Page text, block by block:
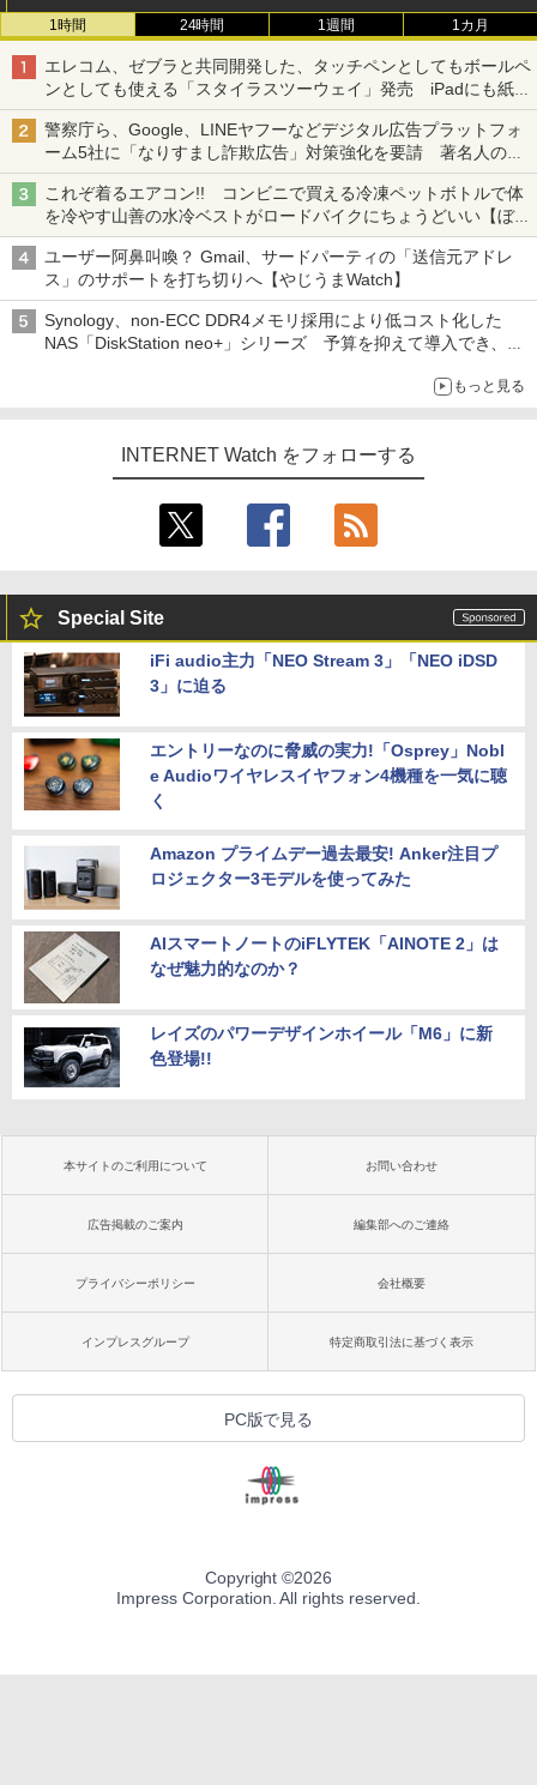
1時間 24時間 1週間 1カ月
エレコム、ゼブラと共同開発した、タッチペンとしてもボールペ
ンとしても使える「スタイラスツーウェイ」発売 iPadにも紙に
も、持ち替えずに書き込める
警察庁ら、Google、LINEヤフーなどデジタル広告プラットフォ
ーム5社に「なりすまし詐欺広告」対策強化を要請 著名人の写
真や映像を使った投資詐欺などへの対策として
これぞ着るエアコン!! コンビニで買える冷凍ペットボトルで体
を冷やす山善の水冷ベストがロードバイクにちょうどいい【ぼっ
ち・ざ・ろーど！その14】【空いた時間でなにしてる？】
ユーザー阿鼻叫喚？ Gmail、サードパーティの「送信元アドレ
ス」のサポートを打ち切りへ【やじうまWatch】
Synology、non-ECC DDR4メモリ採用により低コスト化した
NAS「DiskStation neo+」シリーズ 予算を抑えて導入でき、
もっと見る
INTERNET Watch をフォローする
Special Site
iFi audio主力「NEO Stream 3」「NEO iDSD
3」に迫る
エントリーなのに脅威の実力!「Osprey」Nobl
e Audioワイヤレスイヤフォン4機種を一気に聴
く
Amazon プライムデー過去最安! Anker注目プ
ロジェクター3モデルを使ってみた
AIスマートノートのiFLYTEK「AINOTE 2」は
なぜ魅力的なのか？
レイズのパワーデザインホイール「M6」に新
色登場!!
本サイトのご利用について お問い合わせ
広告掲載のご案内 編集部へのご連絡
プライバシーポリシー 会社概要
インプレスグループ 特定商取引法に基づく表示
PC版で見る
Copyright ©2026
Impress Corporation. All rights reserved.